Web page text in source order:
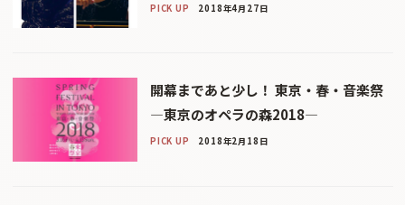
PICK UP 2018年4月27日
開幕まであと少し！ 東京・春・音楽祭
—東京のオペラの森2018—
PICK UP 2018年2月18日